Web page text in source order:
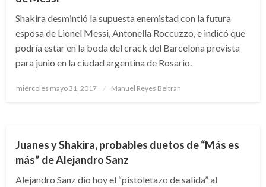
Shakira desmintió la supuesta enemistad con la futura
esposa de Lionel Messi, Antonella Roccuzzo, e indicó que
podría estar en la boda del crack del Barcelona prevista
para junio en la ciudad argentina de Rosario.
Publicado
miércoles mayo 31, 2017 Manuel Reyes Beltran
Juanes y Shakira, probables duetos de “Más es
más” de Alejandro Sanz
Alejandro Sanz dio hoy el “pistoletazo de salida” al